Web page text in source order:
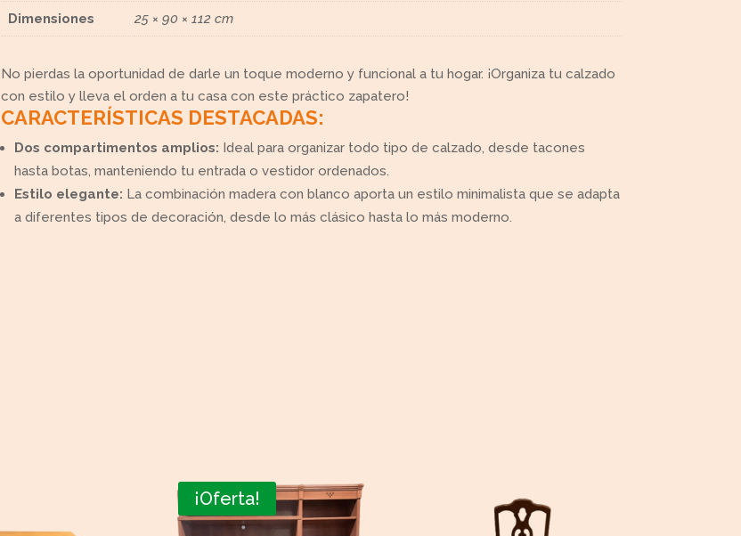
Dimensiones 25 × 90 × 112 cm
No pierdas la oportunidad de darle un toque moderno y funcional a tu hogar. ¡Organiza tu calzado
con estilo y lleva el orden a tu casa con este práctico zapatero!
CARACTERÍSTICAS DESTACADAS:
Dos compartimentos amplios: Ideal para organizar todo tipo de calzado, desde tacones
hasta botas, manteniendo tu entrada o vestidor ordenados.
Estilo elegante: La combinación madera con blanco aporta un estilo minimalista que se adapta
a diferentes tipos de decoración, desde lo más clásico hasta lo más moderno.
¡Oferta!